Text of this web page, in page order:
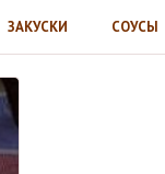
ЗАКУСКИ СОУСЫ